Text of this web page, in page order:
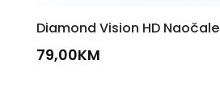
Diamond Vision HD Naočale
79,00KM